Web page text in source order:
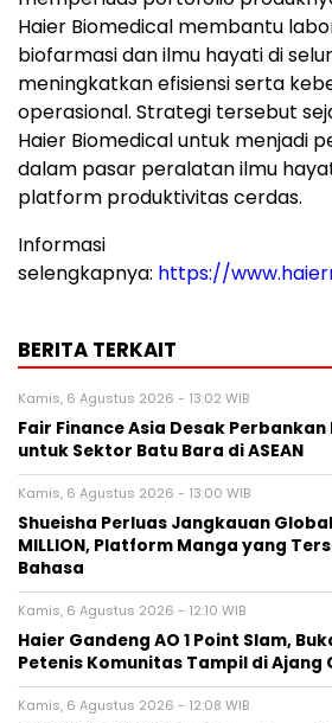
Haier Biomedical membantu
biofarmasi dan ilmu hayati di
meningkatkan efisiensi serta
operasional. Strategi tersebut
Haier Biomedical untuk menjadi
dalam pasar peralatan ilmu
platform produktivitas cerdas.
Informasi
selengkapnya: https://
BERITA TERKAIT
Kamis, 6 Agustus 2026 - 13:02 WIB
Fair Finance Asia Desak
untuk Sektor Batu Bara di ASEAN
Kamis, 6 Agustus 2026 - 13:00 WIB
Shueisha Perluas Jangkauan
MILLION, Platform Manga yang
Bahasa
Kamis, 6 Agustus 2026 - 12:10 WIB
Haier Gandeng AO 1 Point Slam,
Petenis Komunitas Tampil di Ajang
Kamis, 6 Agustus 2026 - 12:08 WIB